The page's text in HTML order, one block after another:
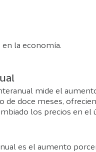
en la economía.
mide el
de doce meses,
los precios en el
es el aumento